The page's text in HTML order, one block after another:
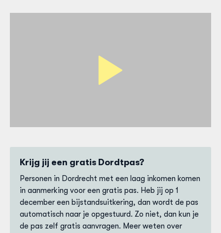
Speel
Krijg jij een gratis Dordtpas?
Personen in Dordrecht met een laag inkomen komen
in aanmerking voor een gratis pas. Heb jij op 1
december een bijstandsuitkering, dan wordt de pas
automatisch naar je opgestuurd. Zo niet, dan kun je
de pas zelf gratis aanvragen. Meer weten over